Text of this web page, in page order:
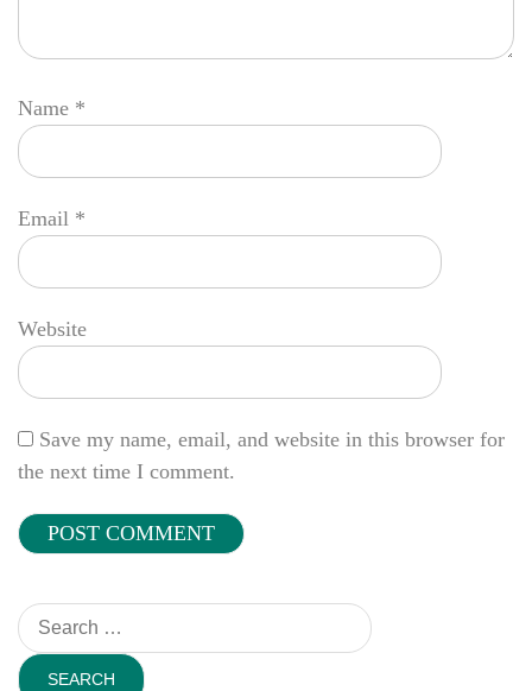
Name *
Email *
Website
Save my name, email, and website in this browser for
the next time I comment.
Search
for: